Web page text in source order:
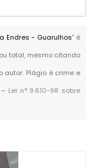
Endres - Guarulhos" é
total, mesmo citando
autor. Plágio é crime e
Lei n° 9.610-98 sobre